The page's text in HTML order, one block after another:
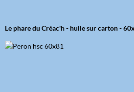
Le phare du Créac'h - huile sur carton -